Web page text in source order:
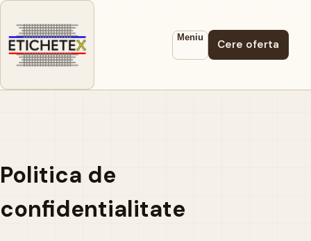
Meniu
Cere oferta
Politica de
confidentialitate